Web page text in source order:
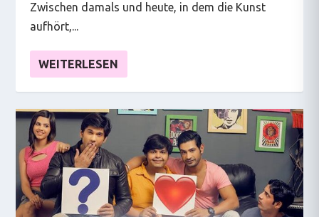
Zwischen damals und heute, in dem die Kunst
aufhört,...
WEITERLESEN